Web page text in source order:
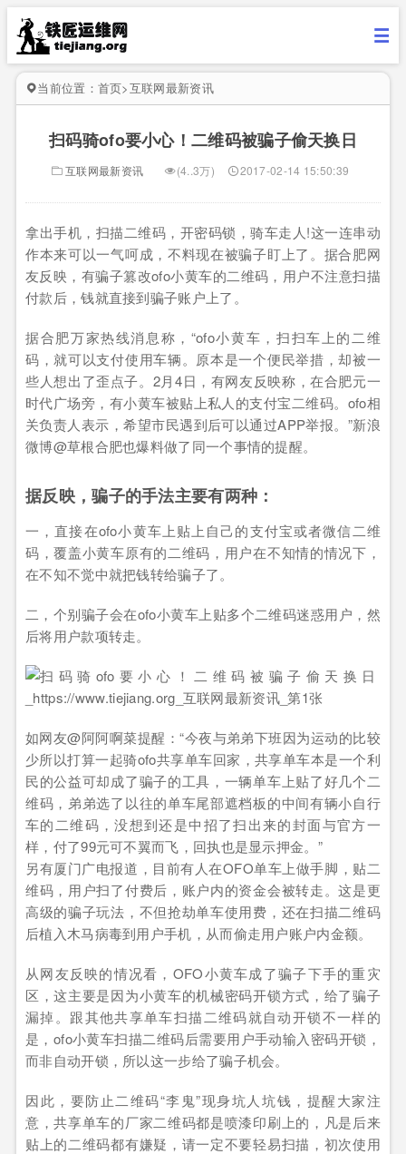
当前位置： 首页>互联网最新资讯
扫码骑ofo要小心！二维码被骗子偷天换日
互联网最新资讯 (4..3万) 2017-02-14 15:50:39
拿出手机，扫描二维码，开密码锁，骑车走人!这一连串动
作本来可以一气呵成，不料现在被骗子盯上了。据合肥网
友反映，有骗子篡改ofo小黄车的二维码，用户不注意扫描
付款后，钱就直接到骗子账户上了。
据合肥万家热线消息称，“ofo小黄车，扫扫车上的二维
码，就可以支付使用车辆。原本是一个便民举措，却被一
些人想出了歪点子。2月4日，有网友反映称，在合肥元一
时代广场旁，有小黄车被贴上私人的支付宝二维码。ofo相
关负责人表示，希望市民遇到后可以通过APP举报。”新浪
微博@草根合肥也爆料做了同一个事情的提醒。
据反映，骗子的手法主要有两种：
一，直接在ofo小黄车上贴上自己的支付宝或者微信二维
码，覆盖小黄车原有的二维码，用户在不知情的情况下，
在不知不觉中就把钱转给骗子了。
二，个别骗子会在ofo小黄车上贴多个二维码迷惑用户，然
后将用户款项转走。
如网友@阿阿啊菜提醒：“今夜与弟弟下班因为运动的比较
少所以打算一起骑ofo共享单车回家，共享单车本是一个利
民的公益可却成了骗子的工具，一辆单车上贴了好几个二
维码，弟弟选了以往的单车尾部遮档板的中间有辆小自行
车的二维码，没想到还是中招了扫出来的封面与官方一
样，付了99元可不翼而飞，回执也是显示押金。”
另有厦门广电报道，目前有人在OFO单车上做手脚，贴二
维码，用户扫了付费后，账户内的资金会被转走。这是更
高级的骗子玩法，不但抢劫单车使用费，还在扫描二维码
后植入木马病毒到用户手机，从而偷走用户账户内金额。
从网友反映的情况看，OFO小黄车成了骗子下手的重灾
区，这主要是因为小黄车的机械密码开锁方式，给了骗子
漏掉。跟其他共享单车扫描二维码就自动开锁不一样的
是，ofo小黄车扫描二维码后需要用户手动输入密码开锁，
而非自动开锁，所以这一步给了骗子机会。
因此，要防止二维码“李鬼”现身坑人坑钱，提醒大家注
意，共享单车的厂家二维码都是喷漆印刷上的，凡是后来
贴上的二维码都有嫌疑，请一定不要轻易扫描，初次使用